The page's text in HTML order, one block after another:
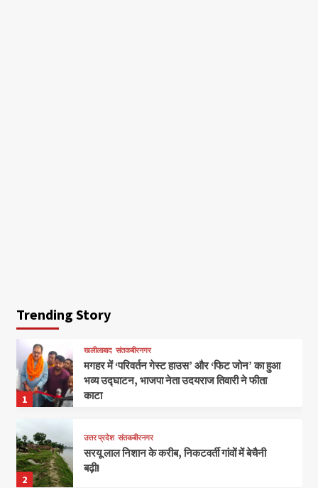
Trending Story
1
खलीलाबाद संतकबीरनगर
मगहर में ‘परिवर्तन गेस्ट हाउस’ और ‘फिट जोन’ का हुआ
भव्य उद्घाटन, भाजपा नेता उदयराज तिवारी ने फीता
काटा
2
उत्तर प्रदेश संतकबीरनगर
सरयू लाल निशान के करीब, निकटवर्ती गांवों में बेचैनी
बढ़ी!